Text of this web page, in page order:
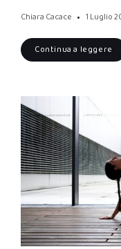
Chiara Cacace 1 Luglio
Continua a leggere